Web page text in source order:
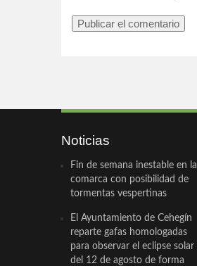
Noticias
Fin de semana inestable en la
comarca con posibilidad de
tormentas vespertinas
El Ayuntamiento de Cehegín
reparte gafas homologadas
para observar el eclipse solar
del 12 de agosto de forma